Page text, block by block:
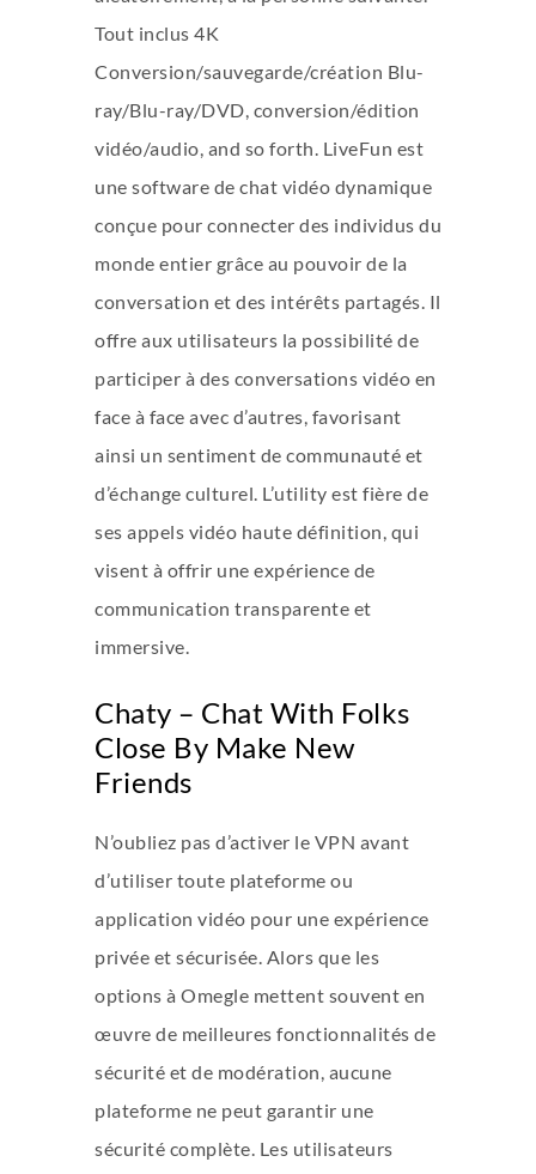
Tout inclus 4K
Conversion/sauvegarde/création Blu-
ray/Blu-ray/DVD, conversion/édition
vidéo/audio, and so forth. LiveFun est
une software de chat vidéo dynamique
conçue pour connecter des individus du
monde entier grâce au pouvoir de la
conversation et des intérêts partagés. Il
offre aux utilisateurs la possibilité de
participer à des conversations vidéo en
face à face avec d’autres, favorisant
ainsi un sentiment de communauté et
d’échange culturel. L’utility est fière de
ses appels vidéo haute définition, qui
visent à offrir une expérience de
communication transparente et
immersive.
Chaty – Chat With Folks
Close By Make New
Friends
N’oubliez pas d’activer le VPN avant
d’utiliser toute plateforme ou
application vidéo pour une expérience
privée et sécurisée. Alors que les
options à Omegle mettent souvent en
œuvre de meilleures fonctionnalités de
sécurité et de modération, aucune
plateforme ne peut garantir une
sécurité complète. Les utilisateurs